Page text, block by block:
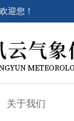
迎您！
关于我们